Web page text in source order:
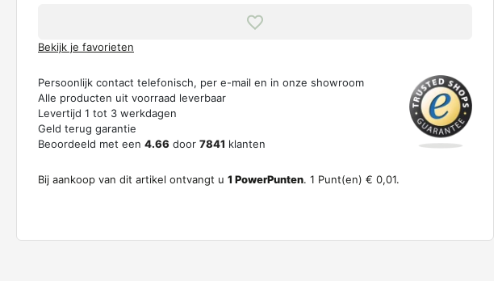
Bekijk je favorieten
Persoonlijk contact telefonisch, per e-mail en in onze showroom
Alle producten uit voorraad leverbaar
Levertijd 1 tot 3 werkdagen
Geld terug garantie
Beoordeeld met een 4.66 door 7841 klanten
Bij aankoop van dit artikel ontvangt u 1 PowerPunten. 1 Punt(en) € 0,01.